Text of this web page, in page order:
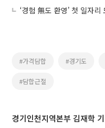
‘경험 無도 환영’ 첫 일자리
#가격담합 #경기도
#담합근절
경기인천지역본부 김재학